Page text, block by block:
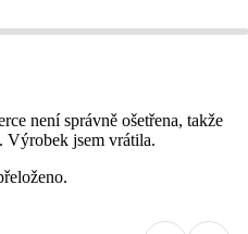
není správně ošetřena, takže
Výrobek jsem vrátila.